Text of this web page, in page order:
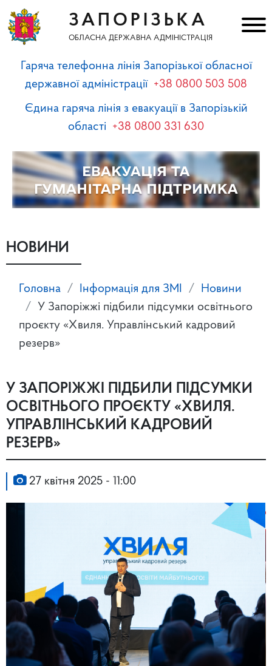
ЗАПОРІЗЬКА
ОБЛАСНА ДЕРЖАВНА АДМІНІСТРАЦІЯ
Гаряча телефонна лінія Запорізької обласної
державної адміністрації +38 0800 503 508
Єдина гаряча лінія з евакуації в Запорізькій
області +38 0800 331 630
НОВИНИ
Головна Інформація для ЗМІ
Новини
У Запоріжжі підбили підсумки освітнього
проєкту «Хвиля. Управлінський кадровий
резерв»
У ЗАПОРІЖЖІ ПІДБИЛИ ПІДСУМКИ
ОСВІТНЬОГО ПРОЄКТУ «ХВИЛЯ.
УПРАВЛІНСЬКИЙ КАДРОВИЙ
РЕЗЕРВ»
27 квітня 2025 - 11:00